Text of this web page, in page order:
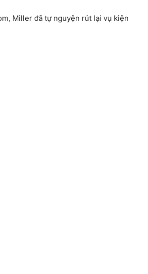
Miller đã tự nguyện rút lại vụ kiện